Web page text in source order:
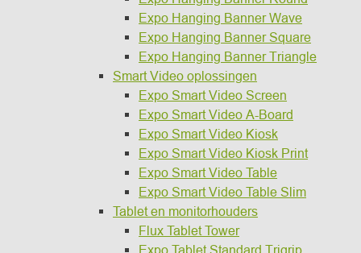
Expo Hanging Banner Wave
Expo Hanging Banner Square
Expo Hanging Banner Triangle
Smart Video oplossingen
Expo Smart Video Screen
Expo Smart Video A-Board
Expo Smart Video Kiosk
Expo Smart Video Kiosk Print
Expo Smart Video Table
Expo Smart Video Table Slim
Tablet en monitorhouders
Flux Tablet Tower
Expo Tablet Standard Trigrip